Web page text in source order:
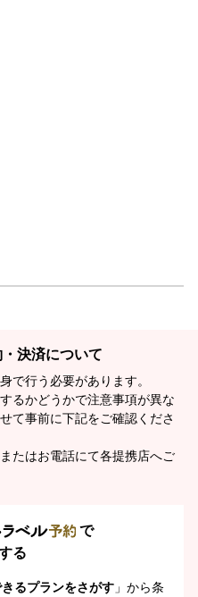
決済について
で行う必要があります。
るかどうかで注意事項が異な
て事前に下記をご確認くださ
たはお電話にて各提携店へご
で
る
るプランをさがす 」から条